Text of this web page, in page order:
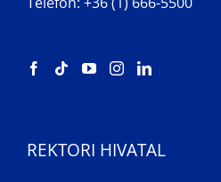
REKTORI HIVATAL